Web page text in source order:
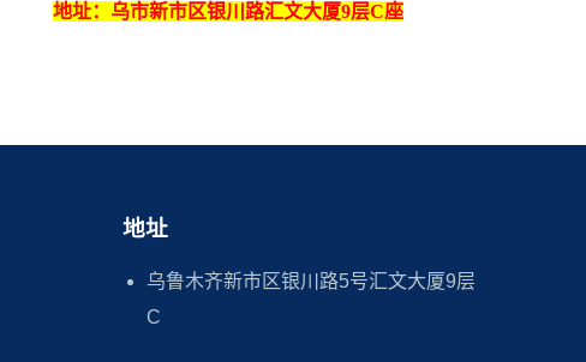
地址： 乌市新市区银川路汇文大厦9层C座
地址
乌鲁木齐新市区银川路5号汇文大厦9层
C